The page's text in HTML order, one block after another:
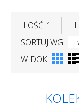
ILOŚĆ: 1
SORTUJ WG
WIDOK